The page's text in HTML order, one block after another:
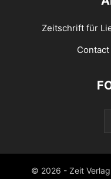
Zeitschrift für
Contact
© 2026 - Zeit Verlag